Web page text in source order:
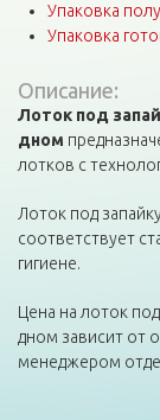
Упаковка
Упаковка
Описание:
Лоток под
дном
лотков с
Лоток под
соответствует
гигиене.
Цена на лоток
дном зависит от
менеджером